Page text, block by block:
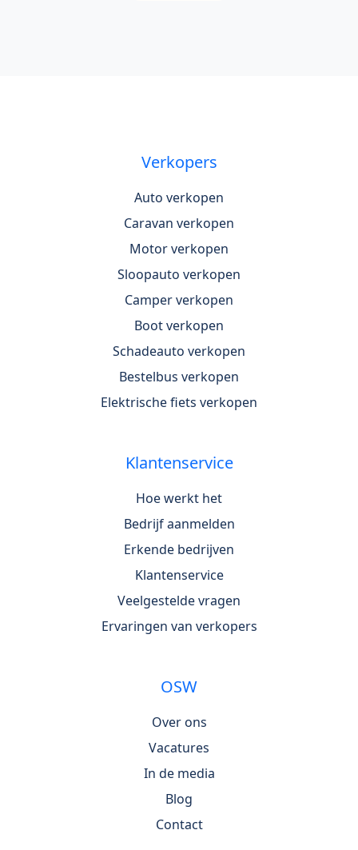
Verkopers
Auto verkopen
Caravan verkopen
Motor verkopen
Sloopauto verkopen
Camper verkopen
Boot verkopen
Schadeauto verkopen
Bestelbus verkopen
Elektrische fiets verkopen
Klantenservice
Hoe werkt het
Bedrijf aanmelden
Erkende bedrijven
Klantenservice
Veelgestelde vragen
Ervaringen van verkopers
OSW
Over ons
Vacatures
In de media
Blog
Contact